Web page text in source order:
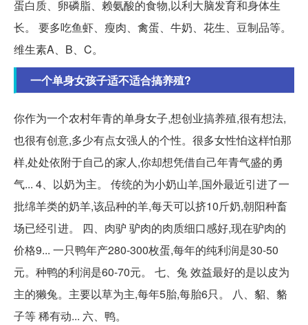
蛋白质、卵磷脂、赖氨酸的食物,以利大脑发育和身体生
长。 要多吃鱼虾、瘦肉、禽蛋、牛奶、花生、豆制品等。
维生素A、B、C。
一个单身女孩子适不适合搞养殖?
你作为一个农村年青的单身女子,想创业搞养殖,很有想法,
也很有创意,多少有点女强人的个性。很多女性怕这样怕那
样,处处依附于自己的家人,你却想凭借自己年青气盛的勇
气... 4、以奶为主。 传统的为小奶山羊,国外最近引进了一
批绵羊类的奶羊,该品种的羊,每天可以挤10斤奶,朝阳种畜
场已经引进。 四、肉驴 驴肉的肉质细口感好,现在驴肉的
价格9... 一只鸭年产280-300枚蛋,每年的纯利润是30-50
元。种鸭的利润是60-70元。 七、兔 效益最好的是以皮为
主的獭兔。主要以草为主,每年5胎,每胎6只。 八、貂、貉
子等 稀有动... 六、鸭。